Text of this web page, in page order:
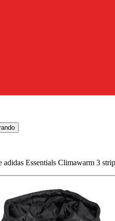
adidas Essentials Climawarm 3